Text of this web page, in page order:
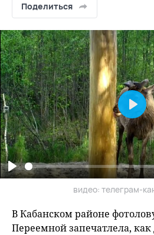
Поделиться
Play
Play
видео: телеграм-
В Кабанском районе
Переемной запечатлела,